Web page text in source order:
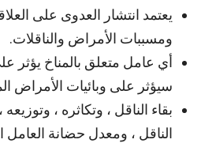
يعتمد انتشار العدوى على
ومسببات الأمراض والناقلات.
أي عامل متعلق بالمناخ يؤثر
سيؤثر على وبائيات الأمراض
بقاء الناقل ، وتكاثره ،
الناقل ، ومعدل حضانة